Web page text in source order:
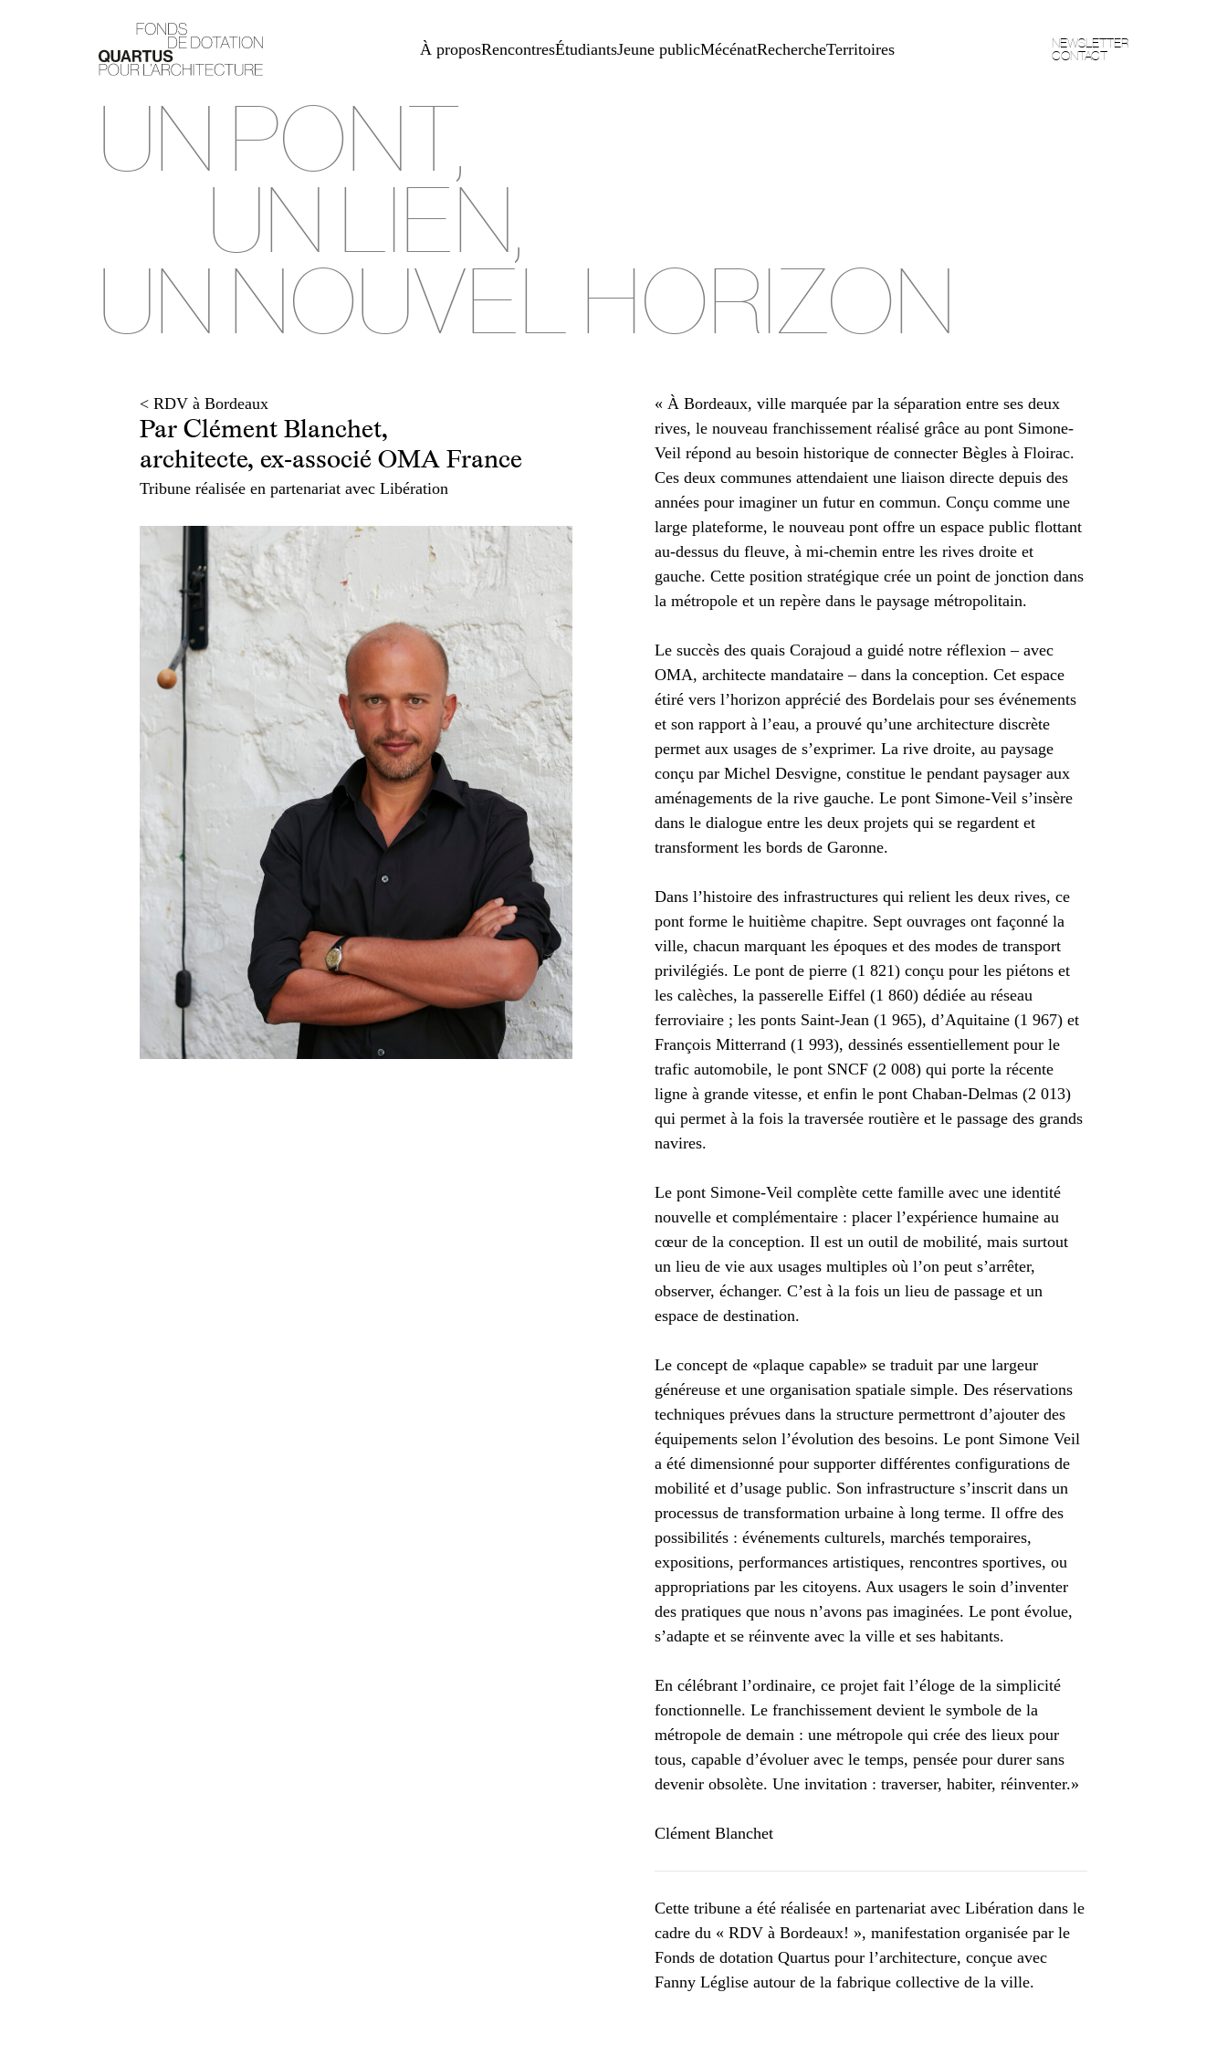
À proposRencontresÉtudiantsJeune publicMécénatRechercheTerritoires
NEWSLETTER
CONTACT
UN PONT,
UN LIEN,
UN NOUVEL HORIZON
< RDV à Bordeaux
Par Clément Blanchet,
architecte, ex-associé OMA France
Tribune réalisée en partenariat avec Libération
« À Bordeaux, ville marquée par la séparation entre ses deux
rives, le nouveau franchissement réalisé grâce au pont Simone-
Veil répond au besoin historique de connecter Bègles à Floirac.
Ces deux communes attendaient une liaison directe depuis des
années pour imaginer un futur en commun. Conçu comme une
large plateforme, le nouveau pont offre un espace public flottant
au-dessus du fleuve, à mi-chemin entre les rives droite et
gauche. Cette position stratégique crée un point de jonction dans
la métropole et un repère dans le paysage métropolitain.
Le succès des quais Corajoud a guidé notre réflexion – avec
OMA, architecte mandataire – dans la conception. Cet espace
étiré vers l’horizon apprécié des Bordelais pour ses événements
et son rapport à l’eau, a prouvé qu’une architecture discrète
permet aux usages de s’exprimer. La rive droite, au paysage
conçu par Michel Desvigne, constitue le pendant paysager aux
aménagements de la rive gauche. Le pont Simone-Veil s’insère
dans le dialogue entre les deux projets qui se regardent et
transforment les bords de Garonne.
Dans l’histoire des infrastructures qui relient les deux rives, ce
pont forme le huitième chapitre. Sept ouvrages ont façonné la
ville, chacun marquant les époques et des modes de transport
privilégiés. Le pont de pierre (1 821) conçu pour les piétons et
les calèches, la passerelle Eiffel (1 860) dédiée au réseau
ferroviaire ; les ponts Saint-Jean (1 965), d’Aquitaine (1 967) et
François Mitterrand (1 993), dessinés essentiellement pour le
trafic automobile, le pont SNCF (2 008) qui porte la récente
ligne à grande vitesse, et enfin le pont Chaban-Delmas (2 013)
qui permet à la fois la traversée routière et le passage des grands
navires.
Le pont Simone-Veil complète cette famille avec une identité
nouvelle et complémentaire : placer l’expérience humaine au
cœur de la conception. Il est un outil de mobilité, mais surtout
un lieu de vie aux usages multiples où l’on peut s’arrêter,
observer, échanger. C’est à la fois un lieu de passage et un
espace de destination.
Le concept de «plaque capable» se traduit par une largeur
généreuse et une organisation spatiale simple. Des réservations
techniques prévues dans la structure permettront d’ajouter des
équipements selon l’évolution des besoins. Le pont Simone Veil
a été dimensionné pour supporter différentes configurations de
mobilité et d’usage public. Son infrastructure s’inscrit dans un
processus de transformation urbaine à long terme. Il offre des
possibilités : événements culturels, marchés temporaires,
expositions, performances artistiques, rencontres sportives, ou
appropriations par les citoyens. Aux usagers le soin d’inventer
des pratiques que nous n’avons pas imaginées. Le pont évolue,
s’adapte et se réinvente avec la ville et ses habitants.
En célébrant l’ordinaire, ce projet fait l’éloge de la simplicité
fonctionnelle. Le franchissement devient le symbole de la
métropole de demain : une métropole qui crée des lieux pour
tous, capable d’évoluer avec le temps, pensée pour durer sans
devenir obsolète. Une invitation : traverser, habiter, réinventer.»
Clément Blanchet
Cette tribune a été réalisée en partenariat avec Libération dans le
cadre du « RDV à Bordeaux! », manifestation organisée par le
Fonds de dotation Quartus pour l’architecture, conçue avec
Fanny Léglise autour de la fabrique collective de la ville.